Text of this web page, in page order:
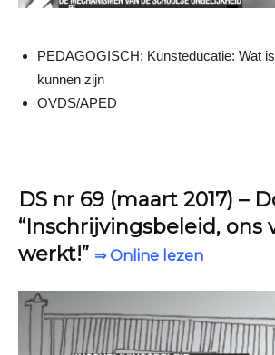
PEDAGOGISCH: Kunsteducatie: Wat
kunnen zijn
OVDS/APED
DS nr 69 (maart 2017) –
“Inschrijvingsbeleid, ons
werkt!” ⇒ Online lezen